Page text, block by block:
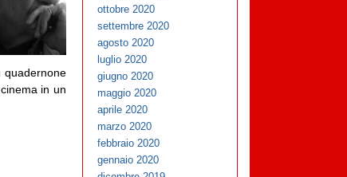
quadernone
in un
ottobre 2020
settembre 2020
agosto 2020
luglio 2020
giugno 2020
maggio 2020
aprile 2020
marzo 2020
febbraio 2020
gennaio 2020